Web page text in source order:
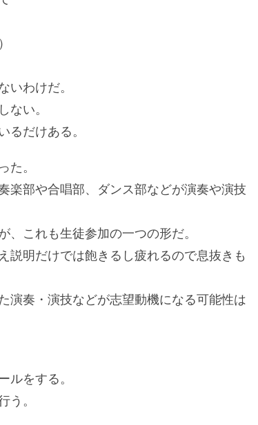
わけだ。
ない。
だけある。
た。
部や合唱部、ダンス部などが演奏や演技
これも生徒参加の一つの形だ。
明だけでは飽きるし疲れるので息抜きも
奏・演技などが志望動機になる可能性は
をする。
う。